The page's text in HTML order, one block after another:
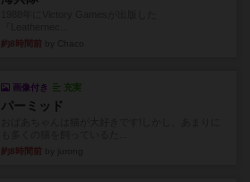
約8時間前
画像付き 充実
パーミッド
約8時間前